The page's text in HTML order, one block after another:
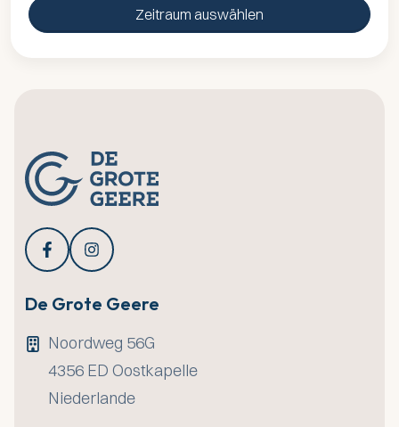
Zeitraum auswählen
De Grote Geere
Noordweg 56G
4356 ED Oostkapelle
Niederlande